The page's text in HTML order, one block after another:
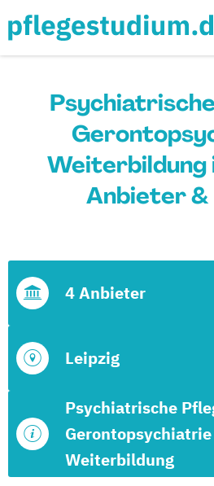
Weiterbildung
Anbieter &
Psychiatrische
Gerontopsychiatrie
Weiterbildung
Leipzig
4 Anbieter